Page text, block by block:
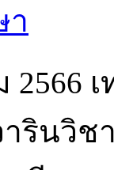
า
ารินวิ